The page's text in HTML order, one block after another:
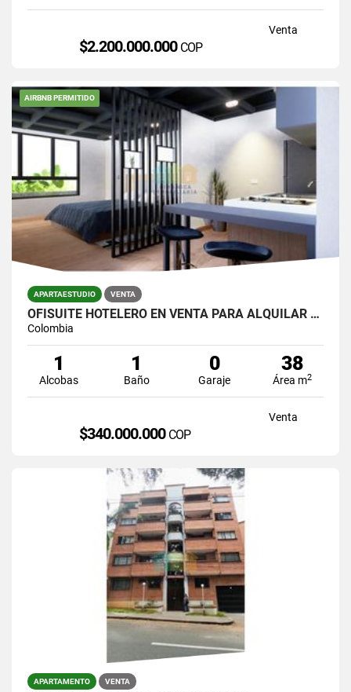
Venta
$2.200.000.000 COP
AIRBNB PERMITIDO
APARTAESTUDIO VENTA
OFISUITE HOTELERO EN VENTA PARA ALQUILAR POR DIAS AVENIDA 80 LAURELES
Colombia
1
Alcobas
1
Baño
0
Garaje
38
Área m2
Venta
$340.000.000 COP
APARTAMENTO VENTA